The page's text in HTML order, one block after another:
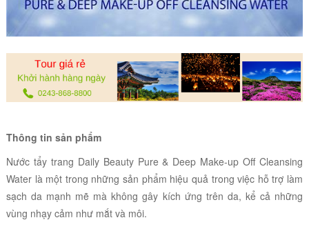
Thông tin sản phẩm
Nước tẩy trang Daily Beauty Pure & Deep Make-up Off Cleansing
Water là một trong những sản phẩm hiệu quả trong việc hỗ trợ làm
sạch da mạnh mẽ mà không gây kích ứng trên da, kể cả những
vùng nhạy cảm như mắt và môi.